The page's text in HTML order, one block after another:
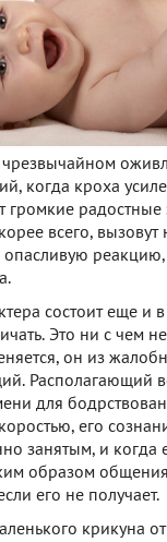
чрезвычайном
когда кроха
громкие радостные
всего, вызовут
реакцию,
состоит еще и
Это ни с чем
он из
Располагающий
для
его
занятым, и когда
образом
его не получает.
крикуна